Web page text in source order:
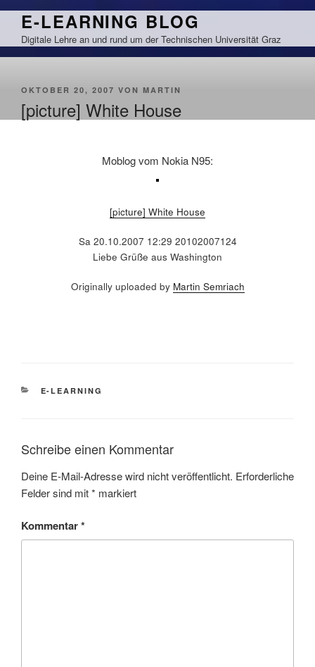
Zum
springen
E-LEARNING BLOG
Digitale Lehre an und rund um der Technischen Universität Graz
VERÖFFENTLICHT
OKTOBER 20, 2007 VON MARTIN
[picture] White House
Moblog vom Nokia N95:
[picture] White House
Sa 20.10.2007 12:29 20102007124
Liebe Grüße aus Washington
Originally uploaded by Martin Semriach
KATEGORIEN
E-LEARNING
Schreibe einen Kommentar
Deine E-Mail-Adresse wird nicht veröffentlicht. Erforderliche
Felder sind mit* markiert
Kommentar*